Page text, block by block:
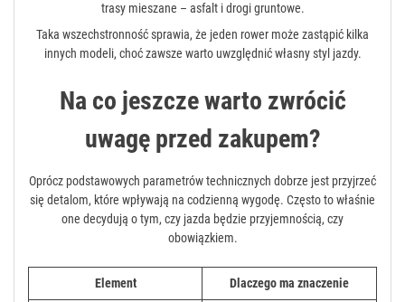
trasy mieszane – asfalt i drogi gruntowe.
Taka wszechstronność sprawia, że jeden rower może zastąpić kilka
innych modeli, choć zawsze warto uwzględnić własny styl jazdy.
Na co jeszcze warto zwrócić
uwagę przed zakupem?
Oprócz podstawowych parametrów technicznych dobrze jest przyjrzeć
się detalom, które wpływają na codzienną wygodę. Często to właśnie
one decydują o tym, czy jazda będzie przyjemnością, czy
obowiązkiem.
Element Dlaczego ma znaczenie